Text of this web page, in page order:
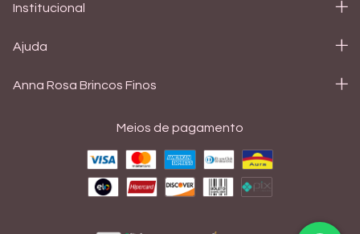
Institucional
Ajuda
Anna Rosa Brincos Finos
Meios de pagamento